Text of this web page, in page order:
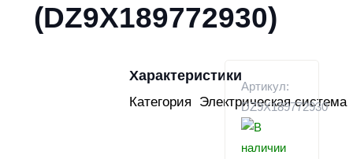
(DZ9X189772930)
Характеристики
Категория Электрическая система
Артикул:
DZ9X189772930